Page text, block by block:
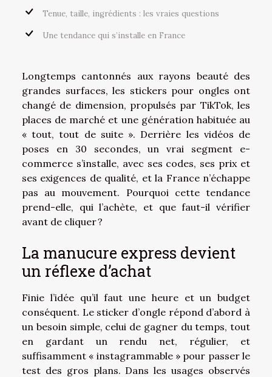
Tenue, taille, ingrédients : les vraies questions
Une tendance qui s’installe en France
Longtemps cantonnés aux rayons beauté des
grandes surfaces, les stickers pour ongles ont
changé de dimension, propulsés par TikTok, les
places de marché et une génération habituée au
« tout, tout de suite ». Derrière les vidéos de
poses en 30 secondes, un vrai segment e-
commerce s’installe, avec ses codes, ses prix et
ses exigences de qualité, et la France n’échappe
pas au mouvement. Pourquoi cette tendance
prend-elle, qui l’achète, et que faut-il vérifier
avant de cliquer ?
La manucure express devient
un réflexe d’achat
Finie l’idée qu’il faut une heure et un budget
conséquent. Le sticker d’ongle répond d’abord à
un besoin simple, celui de gagner du temps, tout
en gardant un rendu net, régulier, et
suffisamment « instagrammable » pour passer le
test des gros plans. Dans les usages observés